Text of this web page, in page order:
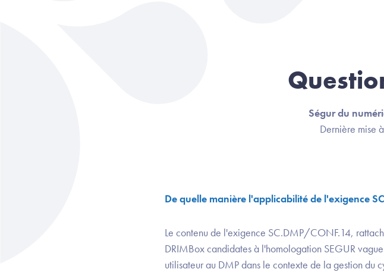
Ségur du
Dernière mise
De quelle manière l'applicabilité de l'exigence
Le contenu de l'exigence SC.DMP/CONF.14,
DRIMBox candidates à l'homologation SEGUR
utilisateur au DMP dans le contexte de la gestion du